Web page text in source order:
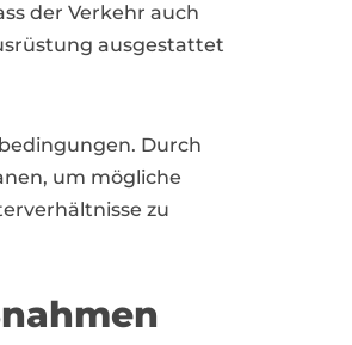
der Verkehr auch
ausgestattet
Durch
um mögliche
zu